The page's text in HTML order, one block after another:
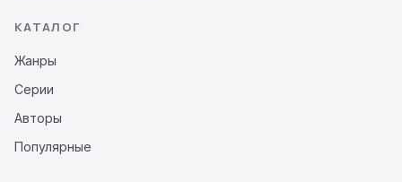
КАТАЛОГ
Жанры
Серии
Авторы
Популярные